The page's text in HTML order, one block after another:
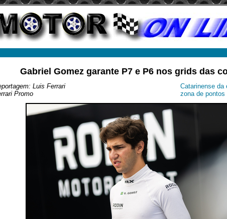
Gabriel Gomez garante P7 e P6 nos grids das
Luis Ferrari
Promo
Catarinense da
zona de